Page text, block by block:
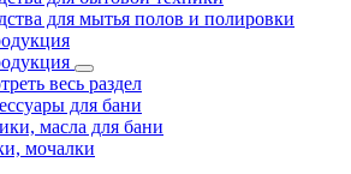
для мытья полов и полировки
весь раздел
для бани
масла для бани
мочалки